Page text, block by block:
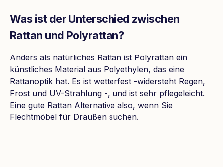
Was ist der Unterschied zwischen
Rattan und Polyrattan?
Anders als natürliches Rattan ist Polyrattan ein
künstliches Material aus Polyethylen, das eine
Rattanoptik hat. Es ist wetterfest -widersteht Regen,
Frost und UV-Strahlung -, und ist sehr pflegeleicht.
Eine gute Rattan Alternative also, wenn Sie
Flechtmöbel für Draußen suchen.